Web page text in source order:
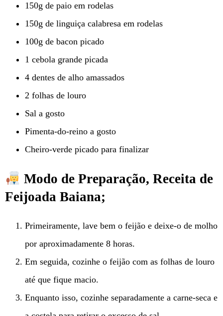
150g de paio em rodelas
150g de linguiça calabresa em rodelas
100g de bacon picado
1 cebola grande picada
4 dentes de alho amassados
2 folhas de louro
Sal a gosto
Pimenta-do-reino a gosto
Cheiro-verde picado para finalizar
Modo de Preparação, Receita de
Feijoada Baiana;
Primeiramente, lave bem o feijão e deixe-o de molho
por aproximadamente 8 horas.
Em seguida, cozinhe o feijão com as folhas de louro
até que fique macio.
Enquanto isso, cozinhe separadamente a carne-seca e